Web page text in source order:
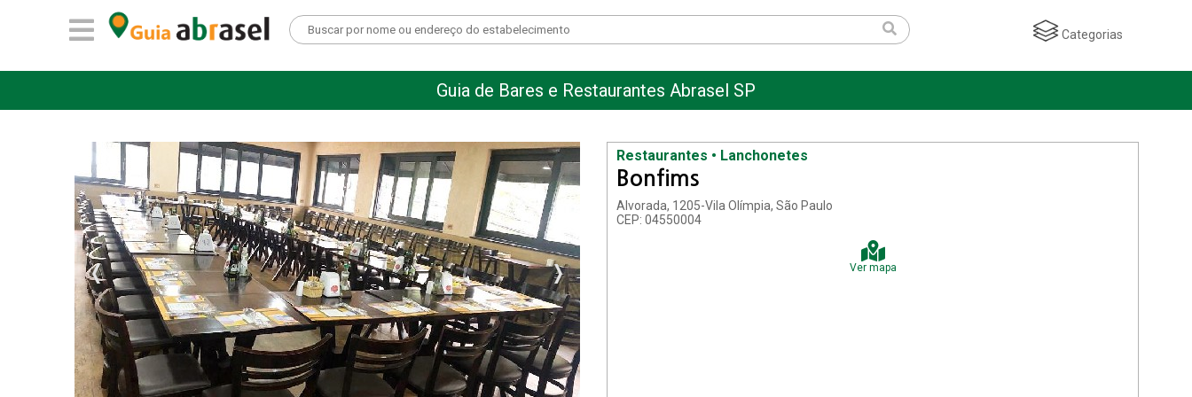
Categorias
Guia de Bares e Restaurantes Abrasel SP
Restaurantes • Lanchonetes
Bonfims
Alvorada, 1205-Vila Olímpia, São Paulo
CEP: 04550004
Ver mapa